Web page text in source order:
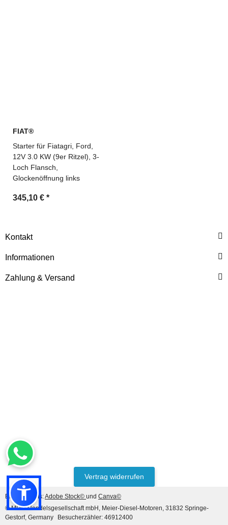
FIAT®
Starter für Fiatagri, Ford,
12V 3.0 KW (9er Ritzel), 3-
Loch Flansch,
Glockenöffnung links
345,10 € *
Kontakt
Informationen
Zahlung & Versand
Vertrag widerrufen
Bildnachweis:Adobe Stock© und Canva©
© MDM Handelsgesellschaft mbH, Meier-Diesel-Motoren, 31832 Springe-
Gestorf, Germany
Besucherzähler: 46912400